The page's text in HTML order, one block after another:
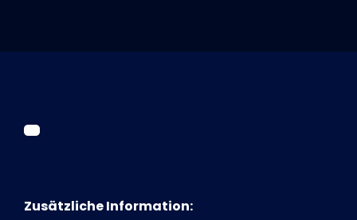
Kurier Romy 2026
Zusätzliche Information: